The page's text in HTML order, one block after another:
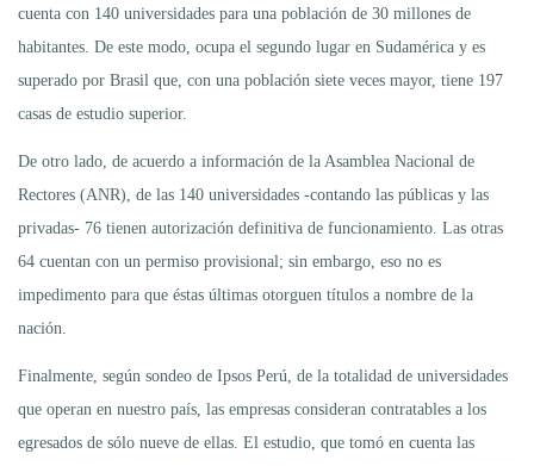
cuenta con 140 universidades para una población de 30 millones de
habitantes. De este modo, ocupa el segundo lugar en Sudamérica y es
superado por Brasil que, con una población siete veces mayor, tiene 197
casas de estudio superior.
De otro lado, de acuerdo a información de la Asamblea Nacional de
Rectores (ANR), de las 140 universidades -contando las públicas y las
privadas- 76 tienen autorización definitiva de funcionamiento. Las otras
64 cuentan con un permiso provisional; sin embargo, eso no es
impedimento para que éstas últimas otorguen títulos a nombre de la
nación.
Finalmente, según sondeo de Ipsos Perú, de la totalidad de universidades
que operan en nuestro país, las empresas consideran contratables a los
egresados de sólo nueve de ellas. El estudio, que tomó en cuenta las